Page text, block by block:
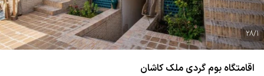
28/1
اقامتگاه بوم گردی ملک کاشان